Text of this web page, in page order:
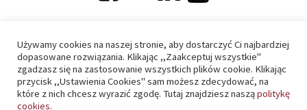
PIU 2020 © All right reserved
Używamy cookies na naszej stronie, aby dostarczyć Ci najbardziej
dopasowane rozwiązania. Klikając ,,Zaakceptuj wszystkie"
zgadzasz się na zastosowanie wszystkich plików cookie. Klikając
przycisk ,,Ustawienia Cookies" sam możesz zdecydować, na
które z nich chcesz wyrazić zgodę. Tutaj znajdziesz nasząpolitykę
cookies.